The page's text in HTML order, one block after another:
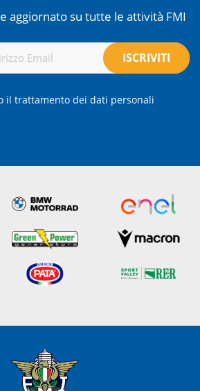
aggiornato su tutte le attività FMI
il trattamento dei dati personali